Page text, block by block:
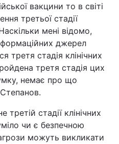
вакцини то в світі
третьої стадії
мені відомо,
джерел
третя стадія клінічних
третя стадія цих
немає про що
стадії клінічних
чи є безпечною
можуть викликати